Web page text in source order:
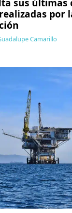
sus últimas
por
Camarillo